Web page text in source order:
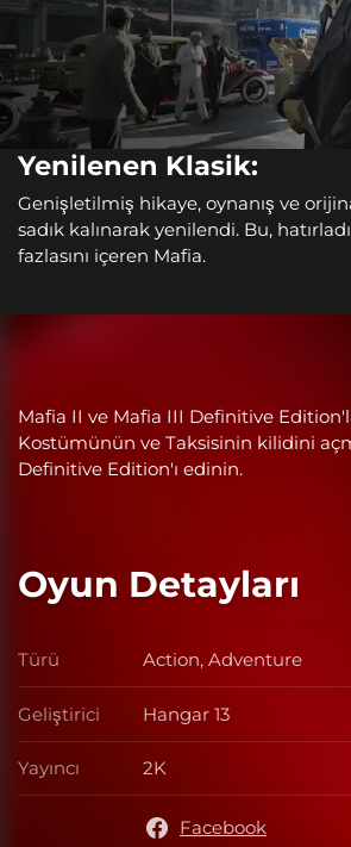
Yenilenen Klasik:
Genişletilmiş hikaye, oynanış ve
sadık kalınarak yenilendi. Bu,
fazlasını içeren Mafia.
Mafia II ve Mafia III Definitive
Kostümünün ve Taksisinin kilidini
Definitive Edition'ı edinin.
Oyun Detayları
Türü Türü
Action, Adventure
Geliştirici Geliştirici
Hangar 13
Yayıncı Yayıncı
2K
Facebook